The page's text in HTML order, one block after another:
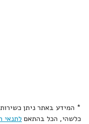
* המידע באתר ניתן
כלשהי, הכל בהתאם לתנאי